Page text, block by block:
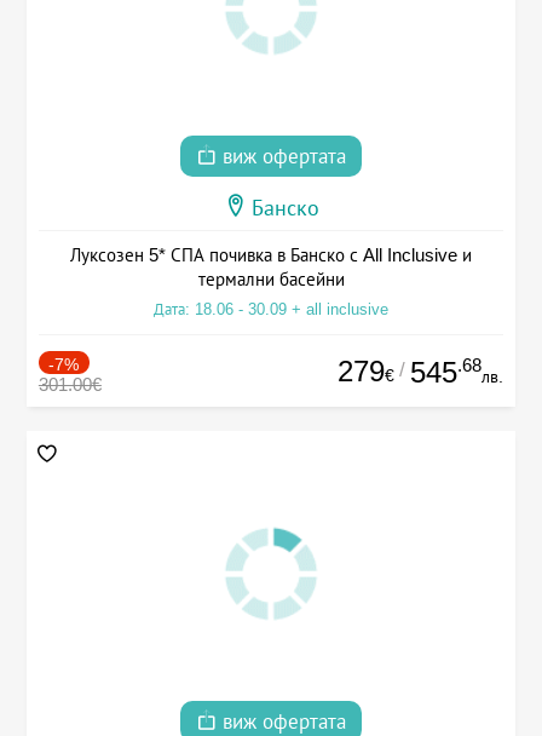
виж офертата
Банско
Луксозен 5* СПА почивка в Банско с All Inclusive и
термални басейни
Дата: 18.06 - 30.09 + all inclusive
-7%
301.00€ 279€ / 545.68
лв.
виж офертата